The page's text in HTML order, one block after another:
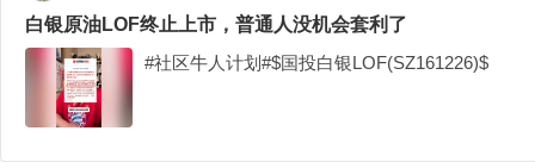
白银原油LOF终止上市，普通人没机会套利了
#社区牛人计划#$国投白银LOF(SZ161226)$